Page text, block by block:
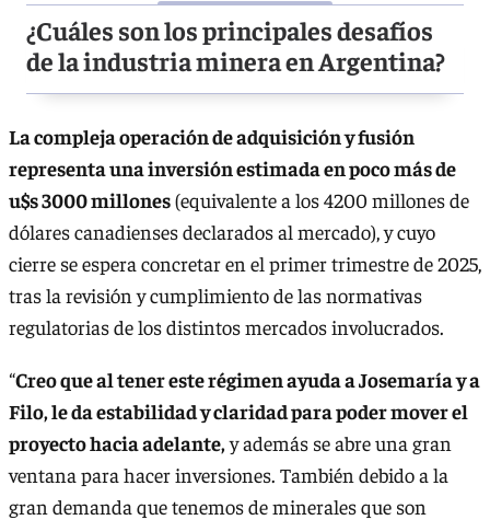
¿Cuáles son los principales desafíos
de la industria minera en Argentina?
La compleja operación de adquisición y fusión
representa una inversión estimada en poco más de
u$s 3000 millones(equivalente a los 4200 millones de
dólares canadienses declarados al mercado), y cuyo
cierre se espera concretar en el primer trimestre de 2025,
tras la revisión y cumplimiento de las normativas
regulatorias de los distintos mercados involucrados.
“Creo que al tener este régimen ayuda a Josemaría y a
Filo, le da estabilidad y claridad para poder mover el
proyecto hacia adelante,y además se abre una gran
ventana para hacer inversiones. También debido a la
gran demanda que tenemos de minerales que son